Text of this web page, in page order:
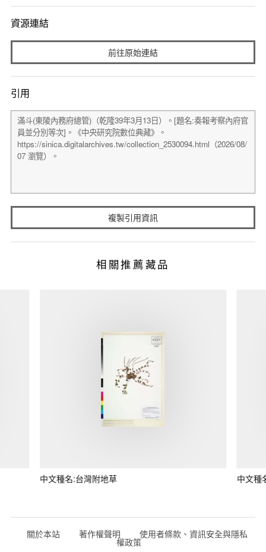
資源連結
前往原始連結
引用
複製引用資訊
相關推薦藏品
中文種名:台灣附地草 中文種
關於本站 著作權聲明 使用者條款、資訊安全與隱私
權政策